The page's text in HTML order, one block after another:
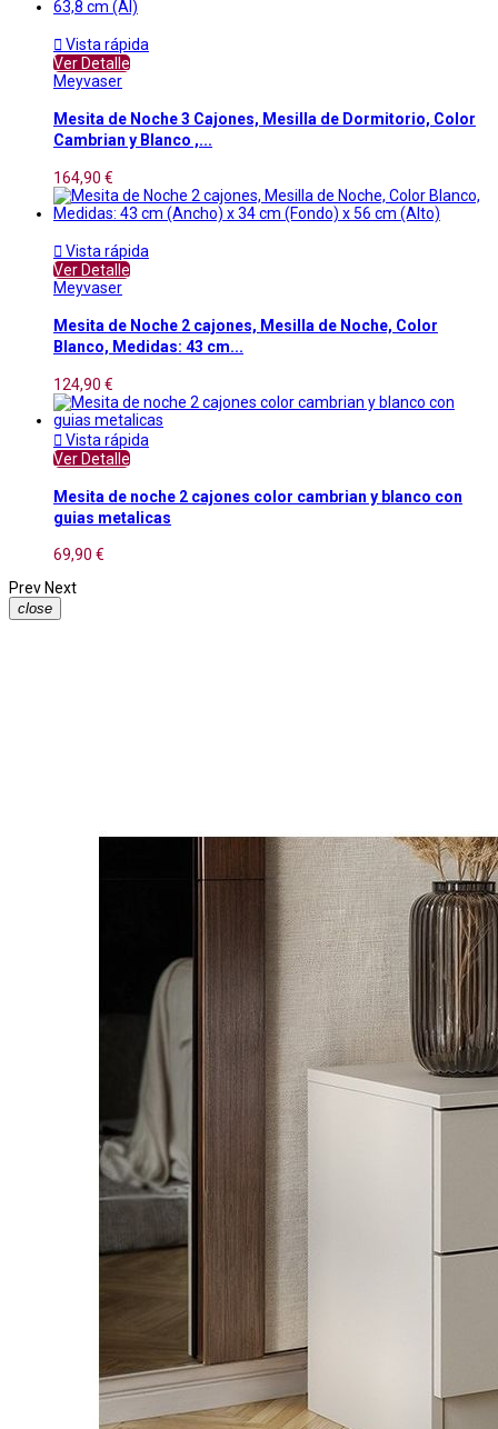
 Vista rápida
Ver Detalle
Meyvaser
Mesita de Noche 3 Cajones, Mesilla de Dormitorio, Color
Cambrian y Blanco ,...
164,90 €
 Vista rápida
Ver Detalle
Meyvaser
Mesita de Noche 2 cajones, Mesilla de Noche, Color
Blanco, Medidas: 43 cm...
124,90 €
 Vista rápida
Ver Detalle
Mesita de noche 2 cajones color cambrian y blanco con
guias metalicas
69,90 €
Prev Next
close